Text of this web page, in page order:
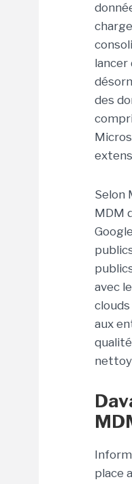
lancer
des
Selon
MDM
avec
aux
place